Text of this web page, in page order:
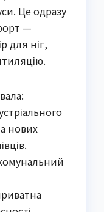
Це одразу
—
для ніг,
нових